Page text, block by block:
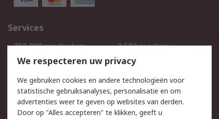
Services
750.000 producten
2.500 merken
Bestellen
Inkoopoplossingen
Track & Trace
Wettelijk
We respecteren uw privacy
We gebruiken cookies en andere technologieën voor
statistische gebruiksanalyses, personalisatie en om
advertenties weer te geven op websites van derden.
Door op "Alles accepteren" te klikken, geeft u